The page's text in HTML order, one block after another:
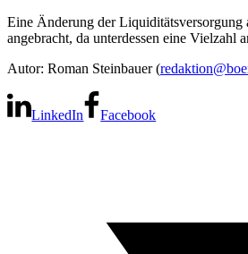
Eine Änderung der
angebracht, da unterdessen eine
Autor: Roman Steinbauer (
LinkedIn Facebook